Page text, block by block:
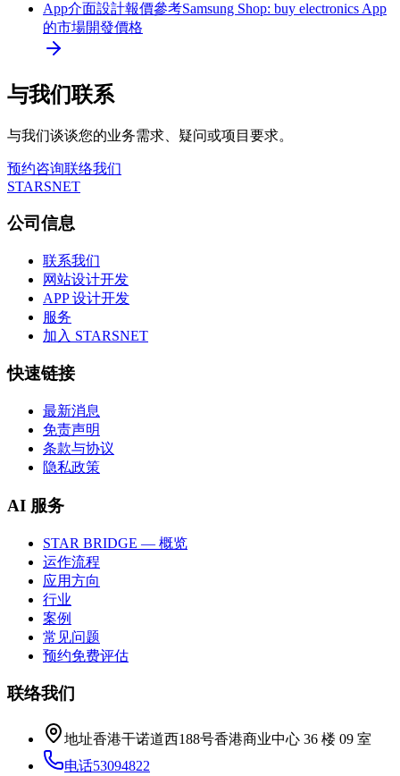
App介面設計報價參考Samsung Shop: buy electronics App
的市場開發價格
与我们联系
与我们谈谈您的业务需求、疑问或项目要求。
预约咨询联络我们
STARSNET
公司信息
联系我们
网站设计开发
APP 设计开发
服务
加入 STARSNET
快速链接
最新消息
免责声明
条款与协议
隐私政策
AI 服务
STAR BRIDGE — 概览
运作流程
应用方向
行业
案例
常见问题
预约免费评估
联络我们
地址香港干诺道西188号香港商业中心 36 楼 09 室
电话53094822